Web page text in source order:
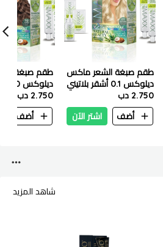
طقم صبغة الشعر ماكس
ديلوكس 0.1 أشقر بلاتيني
2.750 دب
أضف
اشتر الآن
طقم صبغة
ديلوكس 7.0 اشقر
2.750 دب
أضف
شاهد المزيد